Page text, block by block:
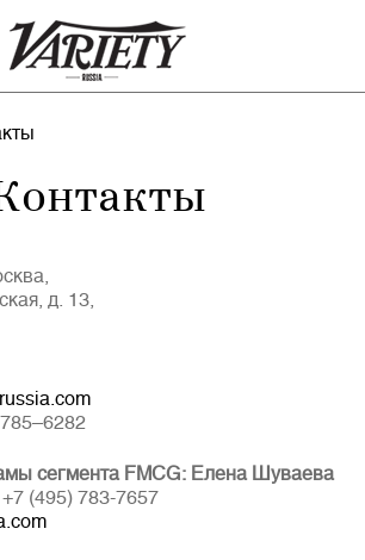
д. 13,
сегмента FMCG: Елена Шуваева
(495) 783-7657